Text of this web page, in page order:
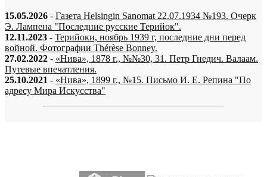
15.05.2026 - Газета Helsingin Sanomat 22.07.1934 №193. Очерк
Э. Лампена "Последние русские Терийок".
12.11.2023 - Терийоки, ноябрь 1939 г, последние дни перед
войной. Фотографии Thérèse Bonney.
27.02.2022 - «Нива», 1878 г., №№30, 31. Петр Гнедич. Валаам.
Путевые впечатления.
25.10.2021 - «Нива», 1899 г., №15. Письмо И. Е. Репина "По
адресу Мира Искусства"